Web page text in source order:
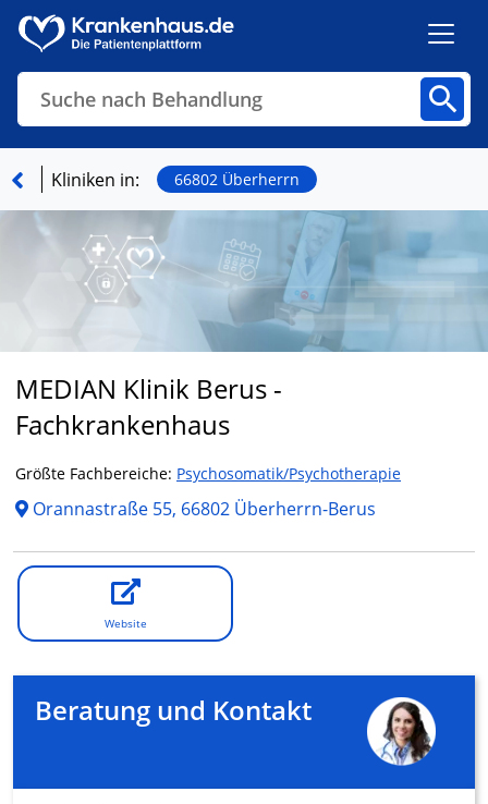
Suche nach Behandlung
Finden
Kliniken in: 66802 Überherrn
MEDIAN Klinik Berus -
Fachkrankenhaus
Größte Fachbereiche: Psychosomatik/Psychotherapie
Orannastraße 55, 66802 Überherrn-Berus
Website
Beratung und Kontakt